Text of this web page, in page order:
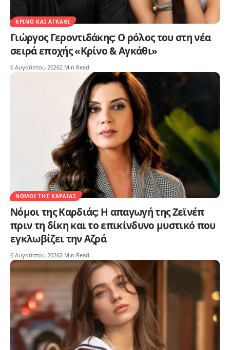
ΚΡΊΝΟ ΚΑΙ ΑΓΚΆΘΙ
Γιώργος Γεροντιδάκης: Ο ρόλος του στη νέα
σειρά εποχής «Κρίνο & Αγκάθι»
6 Αυγούστου 20262 Min Read
ΝΌΜΟΙ ΤΗΣ ΚΑΡΔΙΆΣ
Νόμοι της Καρδιάς: Η απαγωγή της Ζεϊνέπ
πριν τη δίκη και το επικίνδυνο μυστικό που
εγκλωβίζει την Αζρά
6 Αυγούστου 20262 Min Read